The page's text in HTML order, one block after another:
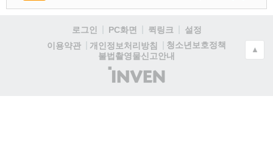
로그인 PC화면 퀵링크
설정
이용약관
개인정보처리방침
청소년보호정책
불법촬영물신고안내
(주)
인
▲